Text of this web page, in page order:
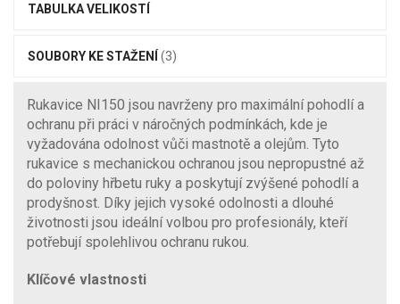
TABULKA VELIKOSTÍ
SOUBORY KE STAŽENÍ (3)
Rukavice NI150 jsou navrženy pro maximální pohodlí a
ochranu při práci v náročných podmínkách, kde je
vyžadována odolnost vůči mastnotě a olejům. Tyto
rukavice s mechanickou ochranou jsou nepropustné až
do poloviny hřbetu ruky a poskytují zvýšené pohodlí a
prodyšnost. Díky jejich vysoké odolnosti a dlouhé
životnosti jsou ideální volbou pro profesionály, kteří
potřebují spolehlivou ochranu rukou.
Klíčové vlastnosti